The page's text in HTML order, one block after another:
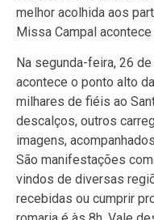
melhor acolhida aos
Missa Campal acontece
Na segunda-feira, 26
acontece o ponto alto
milhares de fiéis ao
descalços, outros
imagens,
São manifestações
vindos de diversas
recebidas ou cumprir